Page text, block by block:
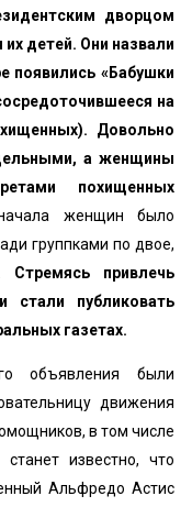
дворцом
детей. Они назвали
появились «Бабушки
на
Довольно
а женщины
похищенных
женщин было
группками по двое,
Стремясь привлечь
стали публиковать
газетах.
объявления были
движения
в том числе
известно, что
Альфредо Астис